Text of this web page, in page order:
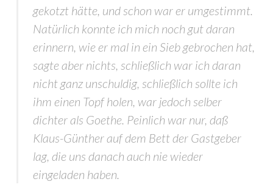
gekotzt hätte, und schon war er umgestimmt.
Natürlich konnte ich mich noch gut daran
erinnern, wie er mal in ein Sieb gebrochen hat,
sagte aber nichts, schließlich war ich daran
nicht ganz unschuldig, schließlich sollte ich
ihm einen Topf holen, war jedoch selber
dichter als Goethe. Peinlich war nur, daß
Klaus-Günther auf dem Bett der Gastgeber
lag, die uns danach auch nie wieder
eingeladen haben.